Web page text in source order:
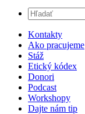
Kontakty
Ako pracujeme
Stáž
Etický kódex
Donori
Podcast
Workshopy
Dajte nám tip